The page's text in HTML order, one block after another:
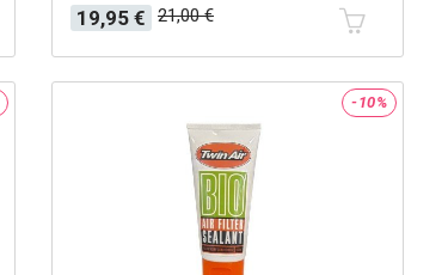
Precio
19,95 €
Precio
base
21,00 €
-10%